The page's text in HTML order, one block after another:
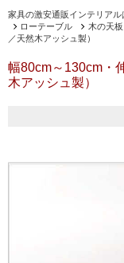
家具の激安通販インテリア
ローテーブル
木の天板
／天然木アッシュ製）
幅80cm～130cm・
木アッシュ製）